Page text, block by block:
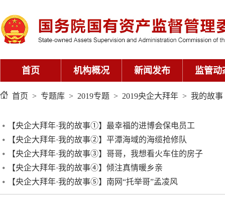
首页 机构概况 新闻发布 监管动
首页 > 专题库 > 2019专题 > 2019央企大拜年 > 我的故事
【央企大拜年·我的故事①】最幸福的进博会保电员工
【央企大拜年·我的故事②】平潭海域的海缆抢修队
【央企大拜年·我的故事③】哥哥，我想看火车住的房子
【央企大拜年·我的故事④】倾注真情暖乡亲
【央企大拜年·我的故事⑤】南网“托举哥”孟凌风